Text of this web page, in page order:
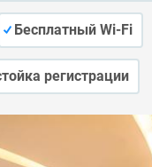
Бесплатный Wi-Fi
регистрации